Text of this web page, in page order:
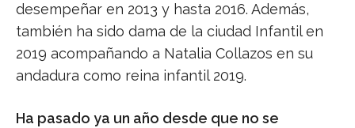
desempeñar en 2013 y hasta 2016. Además,
también ha sido dama de la ciudad Infantil en
2019 acompañando a Natalia Collazos en su
andadura como reina infantil 2019.
Ha pasado ya un año desde que no se